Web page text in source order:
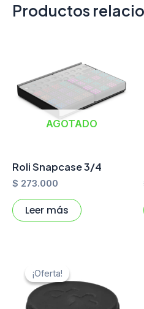
Productos
AGOTADO
Roli Snapcase 3/4
$ 273.000
Leer más
¡Oferta!
¡Oferta!precio
original
$ 165.000.
es:
$ 115.500.